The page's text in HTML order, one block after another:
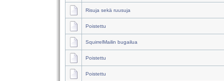
Risuja sekä ruusuja
Poistettu
SquirrelMailin bugailua
Poistettu
Poistettu